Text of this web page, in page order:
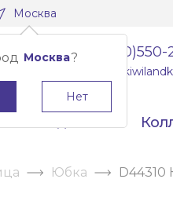
Москва
Москва?
Нет
Юбка